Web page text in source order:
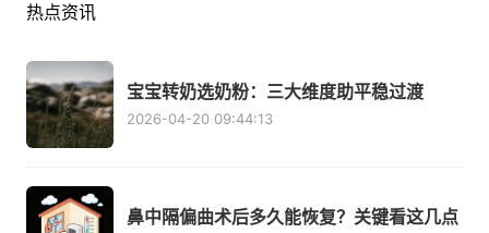
热点资讯
宝宝转奶选奶粉：三大维度助平稳过渡
2026-04-20 09:44:13
鼻中隔偏曲术后多久能恢复？关键看这几点